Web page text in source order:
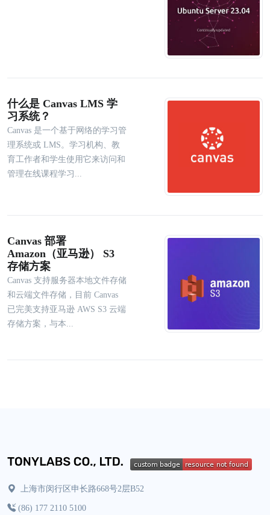
什么是 Canvas LMS 学
习系统？
Canvas 是一个基于网络的学习管
理系统或 LMS。学习机构、教
育工作者和学生使用它来访问和
管理在线课程学习...
Canvas 部署
Amazon（亚马逊） S3
存储方案
Canvas 支持服务器本地文件存储
和云端文件存储，目前 Canvas
已完美支持亚马逊 AWS S3 云端
存储方案，与本...
上海市闵行区申长路668号2层B52
(86) 177 2110 5100